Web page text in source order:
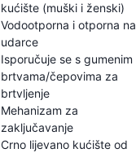
kućište (muški i ženski)
Vodootporna i otporna na
udarce
Isporučuje se s gumenim
brtvama/čepovima za
brtvljenje
Mehanizam za
zaključavanje
Crno lijevano kućište od